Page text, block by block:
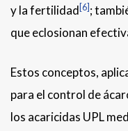
y la fertilidad[6];
que eclosionan
Estos conceptos,
para el control de
los acaricidas UPL